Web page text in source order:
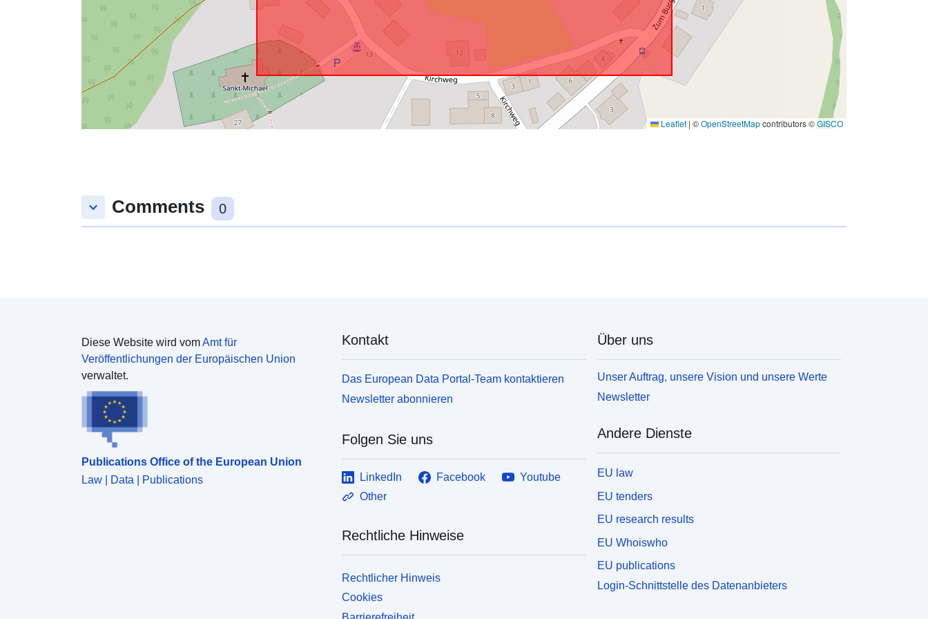
Leaflet | ©OpenStreetMapcontributors ©GISCO
keyboard_arrow_down Comments 0
Diese Website wird vomAmt für
Veröffentlichungen der Europäischen Union
verwaltet.
Publications Office of the European Union
Law | Data | Publications
Kontakt
Das European Data Portal-Team kontaktieren
Newsletter abonnieren
Folgen Sie uns
LinkedIn Facebook
Youtube
Other
Rechtliche Hinweise
Rechtlicher Hinweis
Cookies
Über uns
Unser Auftrag, unsere Vision und unsere Werte
Newsletter
Andere Dienste
EU law
EU tenders
EU research results
EU Whoiswho
EU publications
Login-Schnittstelle des Datenanbieters